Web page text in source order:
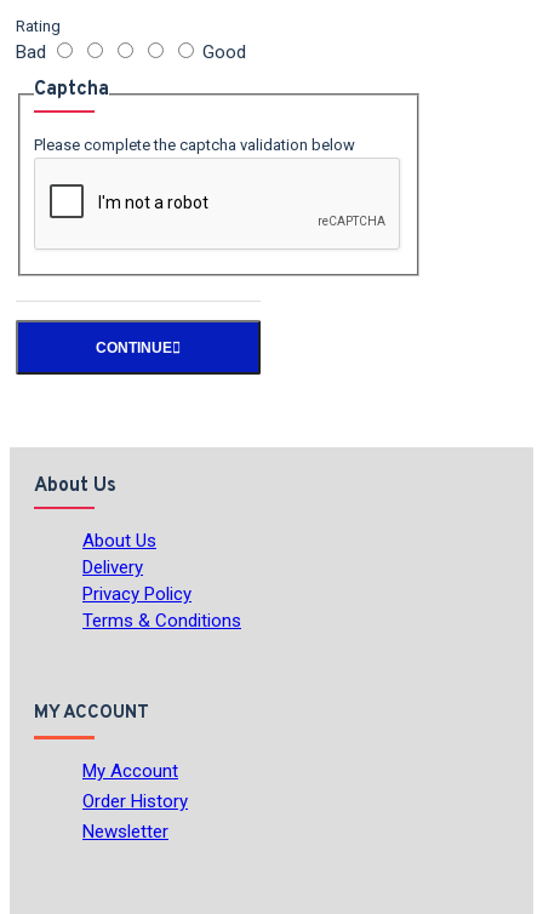
Rating
Bad Good
Captcha
Please complete the captcha validation below
CONTINUE
About Us
About Us
Delivery
Privacy Policy
Terms & Conditions
MY ACCOUNT
My Account
Order History
Newsletter